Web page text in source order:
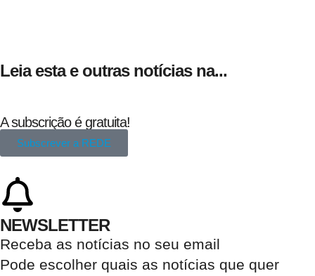
Leia esta e outras notícias na...
A subscrição é gratuita!
Subscrever a REDE
NEWSLETTER
Receba as notícias no seu email​
Pode escolher quais as notícias que quer